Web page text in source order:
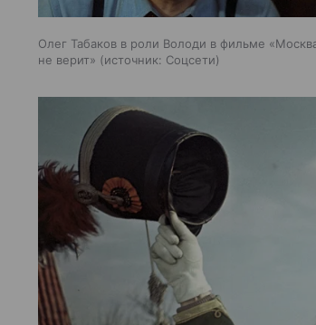
Олег Табаков в роли Володи в фильме
не верит»
источник: Соцсети